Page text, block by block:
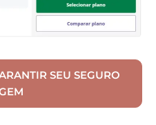
SEU SEGURO